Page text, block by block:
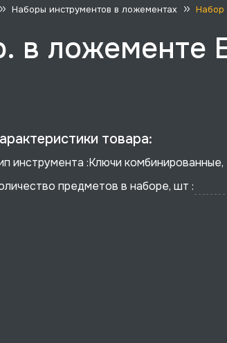
Наборы инструментов в ложементах Набор
в ложементе
товара:
инструмента :Ключи
предметов в наборе, шт :